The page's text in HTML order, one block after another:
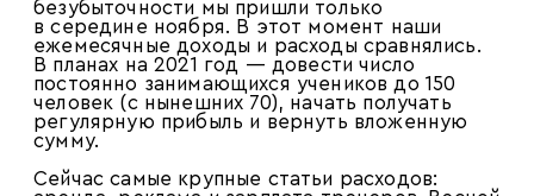
безубыточности мы пришли только
в середине ноября. В этот момент наши
ежемесячные доходы и расходы сравнялись.
В планах на 2021 год — довести число
постоянно занимающихся учеников до 150
человек (с нынешних 70), начать получать
регулярную прибыль и вернуть вложенную
сумму.
Сейчас самые крупные статьи расходов: